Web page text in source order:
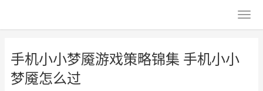
手机小小梦魇游戏策略锦集 手机小小
梦魇怎么过